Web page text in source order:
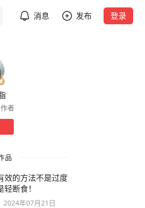
消息 发布 登录
者
品
效的方法不是过度
断食！
2024年07月21日